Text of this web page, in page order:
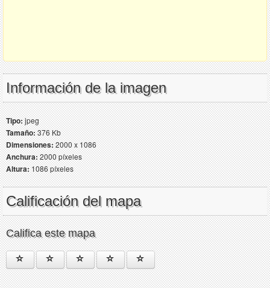
Información de la imagen
Tipo:jpeg
Tamaño:376 Kb
Dimensiones:2000 x 1086
Anchura:2000 píxeles
Altura:1086 píxeles
Calificación del mapa
Califica este mapa